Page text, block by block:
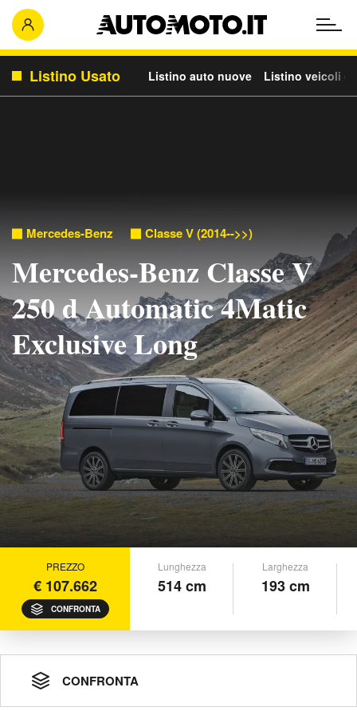
Listino Usato Listino auto nuove Listino veicoli
Mercedes-Benz Classe V (2014-->>)
Mercedes-Benz Classe V
250 d Automatic 4Matic
Exclusive Long
PREZZO
€ 107.662
CONFRONTA
Lunghezza
514 cm
Larghezza
193 cm
CONFRONTA